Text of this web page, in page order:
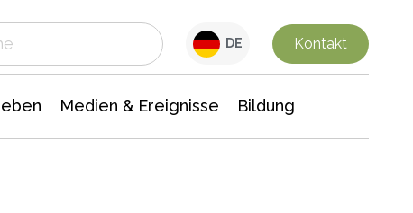
DE Kontakt
Medien & Ereignisse Bildung